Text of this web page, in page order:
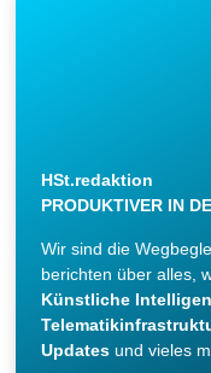
HSt.redaktion
PRODUKTIVER IN
Wir sind die
berichten über alles,
Künstliche
Updates und vieles